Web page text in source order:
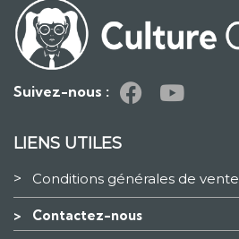
Suivez-nous :
LIENS UTILES
> Conditions générales de vente
> Contactez-nous